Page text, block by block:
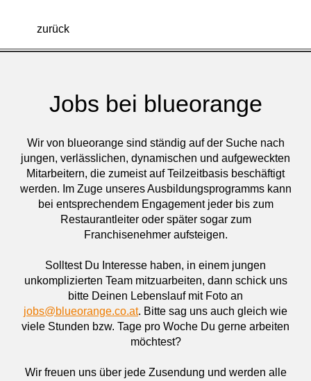
zurück
Jobs bei blueorange
Wir von blueorange sind ständig auf der Suche nach
jungen, verlässlichen, dynamischen und aufgeweckten
Mitarbeitern, die zumeist auf Teilzeitbasis beschäftigt
werden. Im Zuge unseres Ausbildungsprogramms kann
bei entsprechendem Engagement jeder bis zum
Restaurantleiter oder später sogar zum
Franchisenehmer aufsteigen.
Solltest Du Interesse haben, in einem jungen
unkomplizierten Team mitzuarbeiten, dann schick uns
bitte Deinen Lebenslauf mit Foto an
jobs@blueorange.co.at. Bitte sag uns auch gleich wie
viele Stunden bzw. Tage pro Woche Du gerne arbeiten
möchtest?
Wir freuen uns über jede Zusendung und werden alle